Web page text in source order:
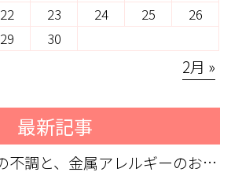
22 23 24 25
26
29 30
2月 »
最新記事
季節の変わり目の不調と、金属アレルギーのおはなし